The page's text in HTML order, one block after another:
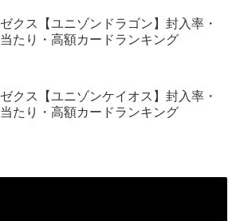
ゼクス【ユニゾンドラゴン】封入率・
当たり・高額カードランキング
ゼクス【ユニゾンケイオス】封入率・
当たり・高額カードランキング